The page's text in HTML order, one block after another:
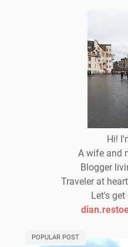
Hi!
A wife and
Blogger
Traveler at
Let's get
POPULAR POST